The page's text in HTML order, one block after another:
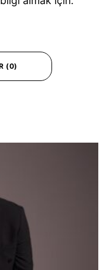
(0)